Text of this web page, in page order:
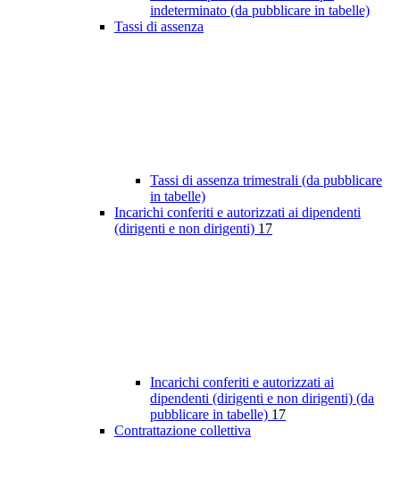
indeterminato (da pubblicare in tabelle)
Tassi di assenza
Tassi di assenza trimestrali (da pubblicare
in tabelle)
Incarichi conferiti e autorizzati ai dipendenti
(dirigenti e non dirigenti) 17
Incarichi conferiti e autorizzati ai
dipendenti (dirigenti e non dirigenti) (da
pubblicare in tabelle) 17
Contrattazione collettiva